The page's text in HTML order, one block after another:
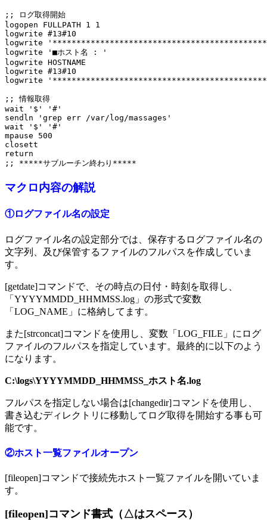
;; ログ取得開始
logopen FULLPATH 1 1
logwrite #13#10
logwrite
logwrite '■ホスト名 : '
logwrite HOSTNAME
logwrite #13#10
logwrite
;; 情報取得
wait '$' '#'
sendln 'grep err /var/log/massages'
wait '$' '#'
mpause 500
closett
return
マクロ内容の解説
①ログファイル名の設定
ログファイル名の設定部分では、保存するログファイル名の
文字列、及び保管するファイルのフルパスを作成していま
す。
[getdate]コマンドで、その時点の日付・時刻を取得し、
「YYYYMMDD_HHMMSS.log」の形式で変数
「LOG_NAME」に格納してます。
また[strconcat]コマンドを使用し、変数「LOG_FILE」にログ
ファイルのフルパスを指定しています。最終的に以下のよう
になります。
C:\logs\YYYYMMDD_HHMMSS_ホスト名.log
フルパスを指定しない場合は[changedir]コマンドを使用し、
書き込むディレクトリに移動してログ取得を開始する事も可
能です。
②ホスト一覧ファイルオープン
[fileopen]コマンドで接続先ホスト一覧ファイルを開いていま
す。
[fileopen]コマンド書式（△はスペース）